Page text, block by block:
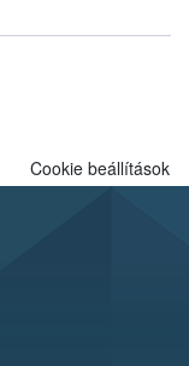
valamint a
összegyűjtötte a
Cookie beállítások